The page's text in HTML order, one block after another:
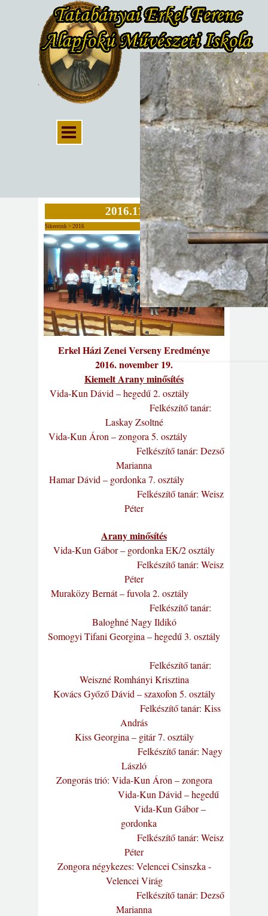
2016.11.19.
Sikereink > 2016
Erkel Házi Zenei Verseny Eredménye
2016. november 19.
Kiemelt Arany minősítés
Vida-Kun Dávid – hegedű 2. osztály
Felkészítő tanár:
Laskay Zsoltné
Vida-Kun Áron – zongora 5. osztály
Felkészítő tanár: Dezső
Marianna
Hamar Dávid – gordonka 7. osztály
Felkészítő tanár: Weisz
Péter
Arany minősítés
Vida-Kun Gábor – gordonka EK/2 osztály
Felkészítő tanár: Weisz
Péter
Muraközy Bernát – fuvola 2. osztály
Felkészítő tanár:
Baloghné Nagy Ildikó
Somogyi Tifani Georgina – hegedű 3. osztály
Felkészítő tanár:
Weiszné Romhányi Krisztina
Kovács Győző Dávid – szaxofon 5. osztály
Felkészítő tanár: Kiss
András
Kiss Georgina – gitár 7. osztály
Felkészítő tanár: Nagy
László
Zongorás trió: Vida-Kun Áron – zongora
Vida-Kun Dávid – hegedű
Vida-Kun Gábor –
gordonka
Felkészítő tanár: Weisz
Péter
Zongora négykezes: Velencei Csinszka -
Velencei Virág
Felkészítő tanár: Dezső
Marianna